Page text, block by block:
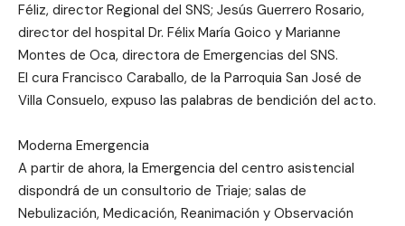
Féliz, director Regional del SNS; Jesús Guerrero Rosario,
director del hospital Dr. Félix María Goico y Marianne
Montes de Oca, directora de Emergencias del SNS.
El cura Francisco Caraballo, de la Parroquia San José de
Villa Consuelo, expuso las palabras de bendición del acto.
Moderna Emergencia
A partir de ahora, la Emergencia del centro asistencial
dispondrá de un consultorio de Triaje; salas de
Nebulización, Medicación, Reanimación y Observación